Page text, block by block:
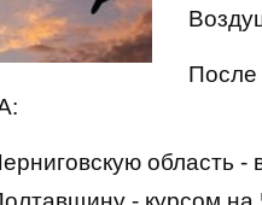
После
область